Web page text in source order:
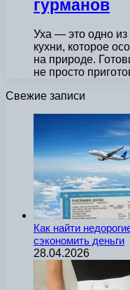
гурманов
Уха — это одно
кухни, которое
на природе.
не просто
Свежие записи
Как найти
сэкономить деньги
28.04.2026